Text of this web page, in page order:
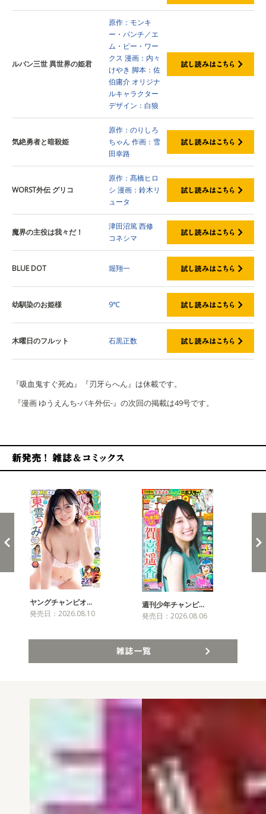
ルパン三世 異世界の姫君
原作：モンキ
ー・パンチ／エ
ム・ピー・ワー
クス 漫画：内々
けやき 脚本：佐
伯庸介 オリジナ
ルキャラクター
デザイン：白狼
気絶勇者と暗殺姫
原作：のりしろ
ちゃん 作画：雪
田幸路
WORST外伝 グリコ
原作：髙橋ヒロ
シ 漫画：鈴木リ
ュータ
魔界の主役は我々だ！
津田沼篤西修
コネシマ
BLUE DOT 堀翔一
幼馴染のお姫様 9℃
木曜日のフルット 石黒正数
『吸血鬼すぐ死ぬ』『刃牙らへん』は休載です。
『漫画 ゆうえんち-バキ外伝-』の次回の掲載は49号です。
ヤングチャンピオ…
発売日：2026.08.10
週刊少年チャンピ…
発売日：2026.08.06